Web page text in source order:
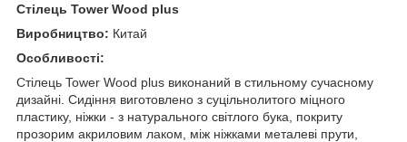
Стілець Tower Wood plus
Виробництво: Китай
Особливості:
Стілець Tower Wood plus виконаний в стильному сучасному
дизайні. Сидіння виготовлено з суцільнолитого міцного
пластику, ніжки - з натурального світлого бука, покриту
прозорим акриловим лаком, між ніжками металеві прути,